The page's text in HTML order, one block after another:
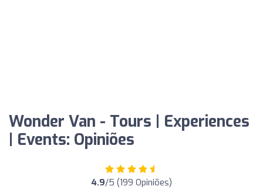
Wonder Van - Tours | Experiences
| Events: Opiniões
4.9/5 (199 Opiniões)